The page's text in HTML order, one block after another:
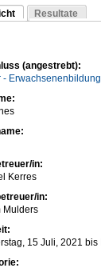
hier
Reiter)
Resultate
(angestrebt):
- Erwachsenenbildung
in:
Kerres
in:
Mulders
15 Juli, 2021 bis